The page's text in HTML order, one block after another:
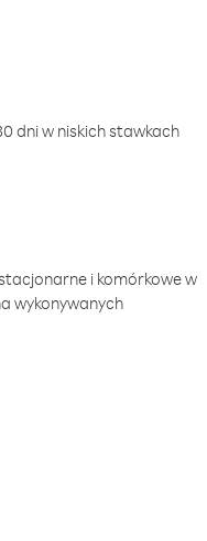
dni w niskich stawkach
i komórkowe w
wykonywanych